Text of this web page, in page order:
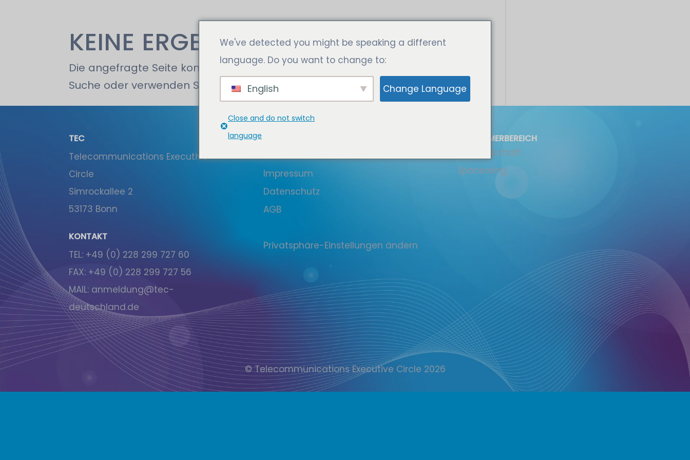
KEINE ERGEBNISSE GEFUNDEN
Die angefragte Seite konnte nicht gefunden werden. Verfeinern Sie Ihre
Suche oder verwenden Sie die Navigation oben, um den Beitrag zu finden.
TEC
Tele­communications Executive
Circle
Simrockallee 2
53173 Bonn
KONTAKT
TEL: +49 (0) 228 299 727 60
FAX: +49 (0) 228 299 727 56
MAIL: anmeldung@tec-
deutschland.de
Kontakt
Impressum
Datenschutz
AGB
Privatsphäre-Einstellungen ändern
TEILNEHMERBEREICH
Mitgliedschaft
Sponsoring
© Telecommunications Executive Circle 2026
We've detected you might be speaking a different
language. Do you want to change to:
English Change Language
Close and do not switch
language